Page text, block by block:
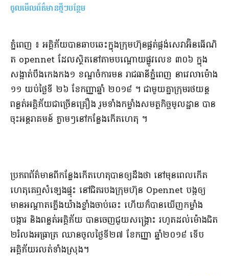
ចូលមើលព័ត៌មានថ្មីៗបន្ថែម
​ភ្នំពេញ ​៖ អគ្គិភ័យ​បាន​ឆាបឆេះ​ក្នុង​ក្រុមហ៊ុន​ផ្គត់ផ្គង់​សេវា​អ៊ិន​ធើ​ណិ​
ត opennet ដែល​ស្ថិតនៅ​តាម​បណ្ដោយ​ផ្លូវ​លេខ ៣០៦ ក្នុង​
សង្កាត់​បឹង​កេងកង​១ ខណ្ឌចំការមន រាជធានី​ភ្នំពេញ នា​វេលា​ម៉ោង
១១ យប់​ថ្ងៃ​ទី ២៦ ខែ​កញ្ញា​ឆ្នាំ ២០១៨ ។ ជាមួយ​គ្នា​ក្រុម​រថយន្ត​
ពន្លត់​អគ្គិភ័យ​ជាច្រើន​គ្រឿង រួម​ទាំង​កម្លាំង​សមត្ថកិច្ច​មូលដ្ឋាន បាន​
ចុះ​អន្តរាគមន៍ ភ្លាមៗ​នៅ​កន្លែងកើតហេតុ ។​
​ប្រភព​ព័ត៌មាន​ពី​កន្លែងកើតហេតុ​បានឲ្យដឹងថា នៅ​មុនពេល​កើត
ហេតុ​គេ​ឮ​សំឡេង​ផ្ទុះ នៅ​ជិត​របង​ក្រុមហ៊ុន Opennet បង្ក​ឲ្យ
មាន​អណ្តាត​​ភ្លើង​យ៉ាងខ្លាំង​ចាប់ឆេះ ហើយក៏​បាន​ឃើញ​កម្លាំង​
បង្ការ និង​ពន្លត់​អគ្គិភ័យ បាន​ចេញ​ជួយសង្គ្រោះ រហូតដល់​ម៉ោង​ជិត​
២​រំលង​អធ្រាត្រ ឈានចូល​ថ្ងៃ​ទី​២៧ ខែ​កញ្ញា ឆ្នាំ​២០១៨ ទើប​
អគ្គិភ័យ​រលត់​ទាំងស្រុង​។​